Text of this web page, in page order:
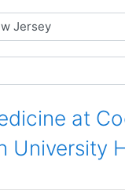
at
University